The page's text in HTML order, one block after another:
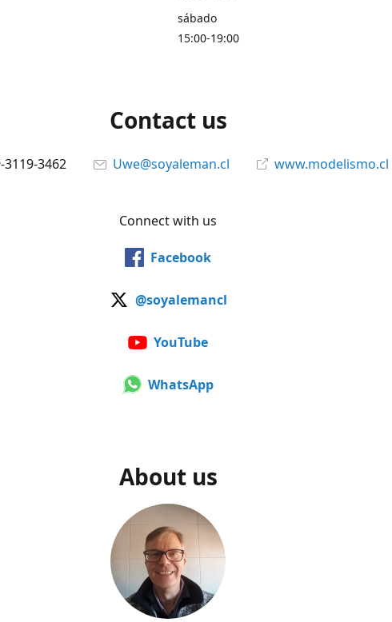
sábado
15:00-19:00
Contact us
3119-3462 Uwe@soyaleman.cl www.modelismo.cl
Connect with us
Facebook
@soyalemancl
YouTube
WhatsApp
About us